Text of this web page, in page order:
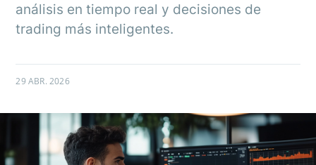
análisis en tiempo real y decisiones de
trading más inteligentes.
29 ABR. 2026